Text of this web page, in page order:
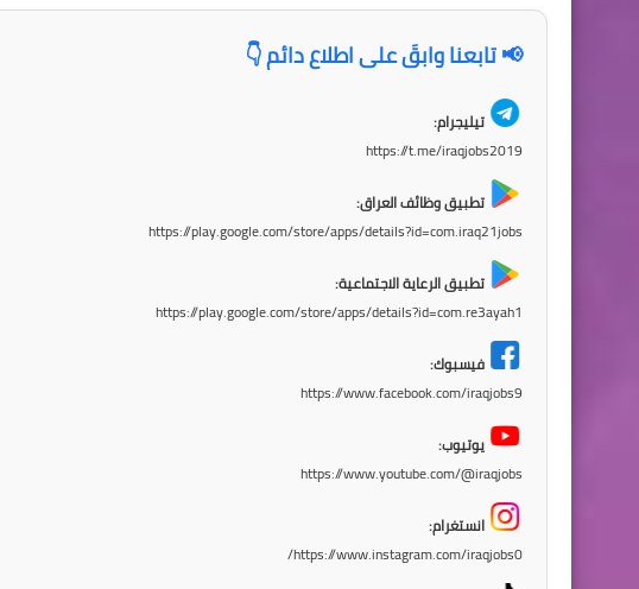
📢 تابعنا وابقَ على اطلاع دائم 👇
تيليجرام:
https://t.me/iraqjobs2019
تطبيق وظائف العراق:
https://play.google.com/store/apps/details?id=com.iraq21jobs
تطبيق الرعاية الاجتماعية:
https://play.google.com/store/apps/details?id=com.re3ayah1
فيسبوك:
https://www.facebook.com/iraqjobs9
يوتيوب:
https://www.youtube.com/@iraqjobs
انستغرام:
https://www.instagram.com/iraqjobs0/